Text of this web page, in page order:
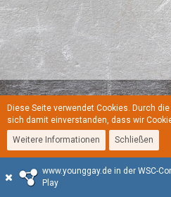
Regeln Datenschutzerklärung
Stil:
Community-Software:
www.younggay.de in der WSC-
Play
Diese Seite verwendet Cookies. Durch
sich damit einverstanden, dass wir
Weitere Informationen
Schließen